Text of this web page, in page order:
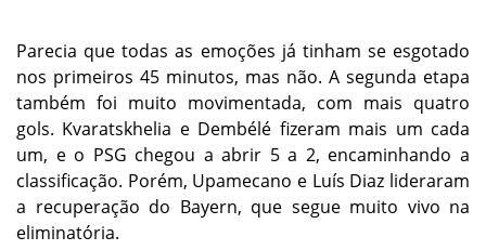
Parecia que todas as emoções já tinham se esgotado
nos primeiros 45 minutos, mas não. A segunda etapa
também foi muito movimentada, com mais quatro
gols. Kvaratskhelia e Dembélé fizeram mais um cada
um, e o PSG chegou a abrir 5 a 2, encaminhando a
classificação. Porém, Upamecano e Luís Diaz lideraram
a recuperação do Bayern, que segue muito vivo na
eliminatória.